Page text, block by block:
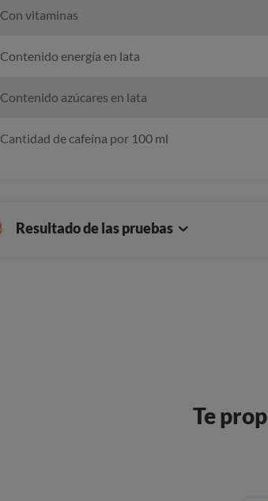
Con vitaminas
Contenido energía en lata
Contenido azúcares en lata
Cantidad de cafeína por 100 ml
Resultado de las pruebas
Te